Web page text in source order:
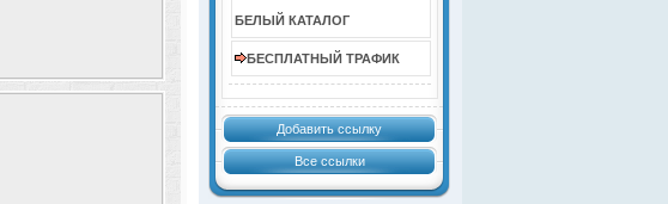
БЕЛЫЙ КАТАЛОГ
БЕСПЛАТНЫЙ ТРАФИК
Добавить ссылку
Все ссылки